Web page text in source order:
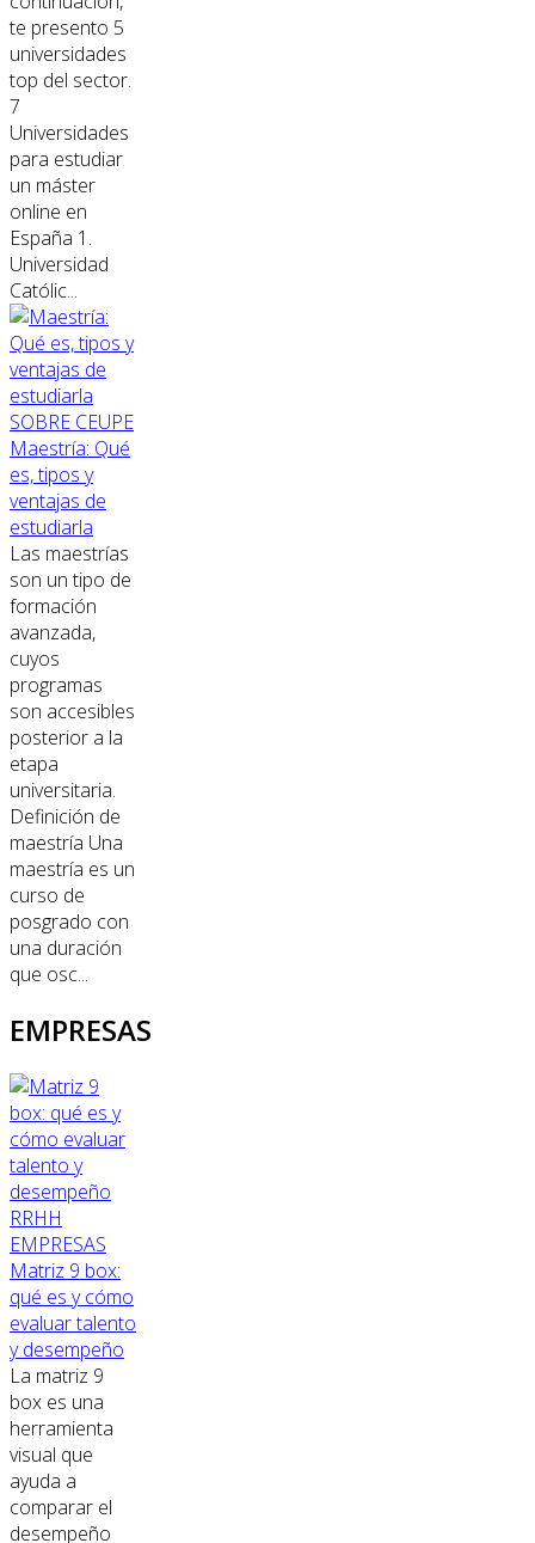
te presento 5
universidades
top del sector.
7
Universidades
para estudiar
un máster
online en
España 1.
Universidad
Católic...
SOBRE CEUPE
Maestría: Qué
es, tipos y
ventajas de
estudiarla
Las maestrías
son un tipo de
formación
avanzada,
cuyos
programas
son accesibles
posterior a la
etapa
universitaria.
Definición de
maestría Una
maestría es un
curso de
posgrado con
una duración
que osc...
EMPRESAS
RRHH
EMPRESAS
Matriz 9 box:
qué es y cómo
evaluar talento
y desempeño
La matriz 9
box es una
herramienta
visual que
ayuda a
comparar el
desempeño